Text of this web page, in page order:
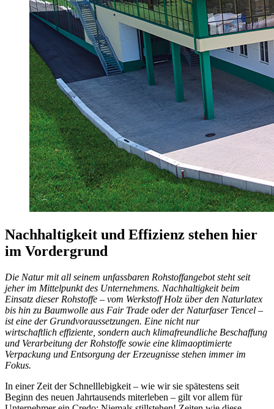
Nachhaltigkeit und Effizienz stehen hier
im Vordergrund
Die Natur mit all seinem unfassbaren Rohstoffangebot steht seit
jeher im Mittelpunkt des Unternehmens. Nachhaltigkeit beim
Einsatz dieser Rohstoffe – vom Werkstoff Holz über den Naturlatex
bis hin zu Baumwolle aus Fair Trade oder der Naturfaser Tencel –
ist eine der Grundvoraussetzungen. Eine nicht nur
wirtschaftlich effiziente, sondern auch klimafreundliche Beschaffung
und Verarbeitung der Rohstoffe sowie eine klimaoptimierte
Verpackung und Entsorgung der Erzeugnisse stehen immer im
Fokus.
In einer Zeit der Schnelllebigkeit – wie wir sie spätestens seit
Beginn des neuen Jahrtausends miterleben – gilt vor allem für